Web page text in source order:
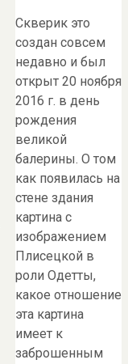
Скверик это
создан совсем
недавно и был
открыт 20 ноября
2016 г. в день
рождения
великой
балерины. О том
как появилась на
стене здания
картина с
изображением
Плисецкой в
роли Одетты,
какое отношение
эта картина
имеет к
заброшенным